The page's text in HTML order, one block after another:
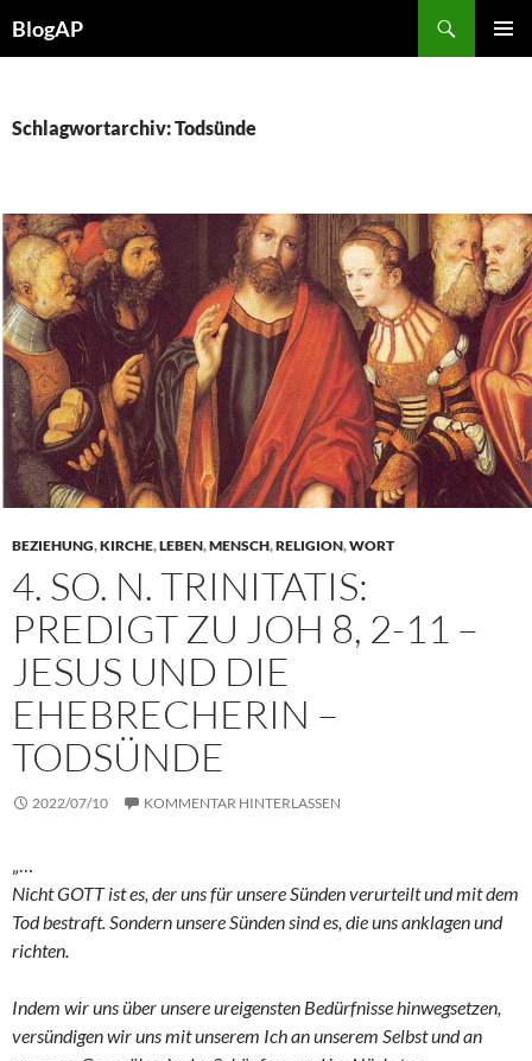
Inhalt
BlogAP
Schlagwortarchiv: Todsünde
BEZIEHUNG,KIRCHE,LEBEN,MENSCH,RELIGION,WORT
4. SO. N. TRINITATIS:
PREDIGT ZU JOH 8, 2-11 –
JESUS UND DIE
EHEBRECHERIN –
TODSÜNDE
2022/07/10 KOMMENTAR HINTERLASSEN
„…
Nicht GOTT ist es, der uns für unsere Sünden verurteilt und mit dem
Tod bestraft. Sondern unsere Sünden sind es, die uns anklagen und
richten.
Indem wir uns über unsere ureigensten Bedürfnisse hinwegsetzen,
versündigen wir uns mit unserem Ich an unserem Selbst und an